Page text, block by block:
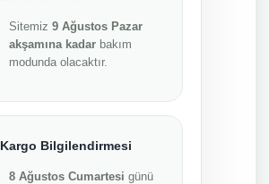
Sitemiz 9 Ağustos Pazar
akşamına kadar bakım
modunda olacaktır.
Kargo Bilgilendirmesi
8 Ağustos Cumartesi günü